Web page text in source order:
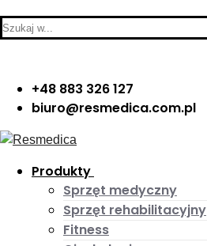
Skip
to
Menu
Close
Search
+48 883 326 127
biuro@resmedica.com.pl
Produkty
Sprzęt medyczny
Sprzęt rehabilitacyjny
Fitness